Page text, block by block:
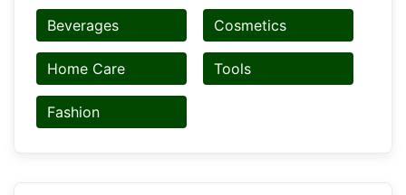
Beverages Cosmetics
Home Care Tools
Fashion